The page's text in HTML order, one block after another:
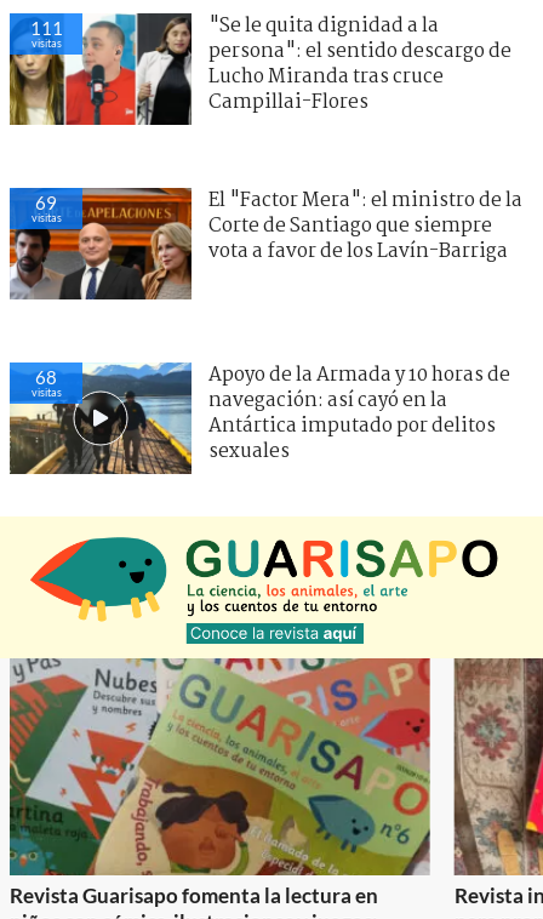
111
visitas
"Se le quita dignidad a la
persona": el sentido descargo de
Lucho Miranda tras cruce
Campillai-Flores
69
visitas
El "Factor Mera": el ministro de la
Corte de Santiago que siempre
vota a favor de los Lavín-Barriga
68
visitas
Apoyo de la Armada y 10 horas de
navegación: así cayó en la
Antártica imputado por delitos
sexuales
Revista Guarisapo fomenta la lectura en
Revista